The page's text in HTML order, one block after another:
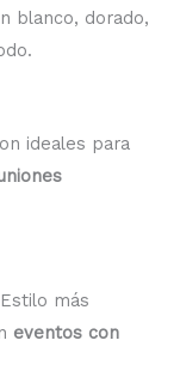
blanco, dorado,
ideales para
más
eventos con